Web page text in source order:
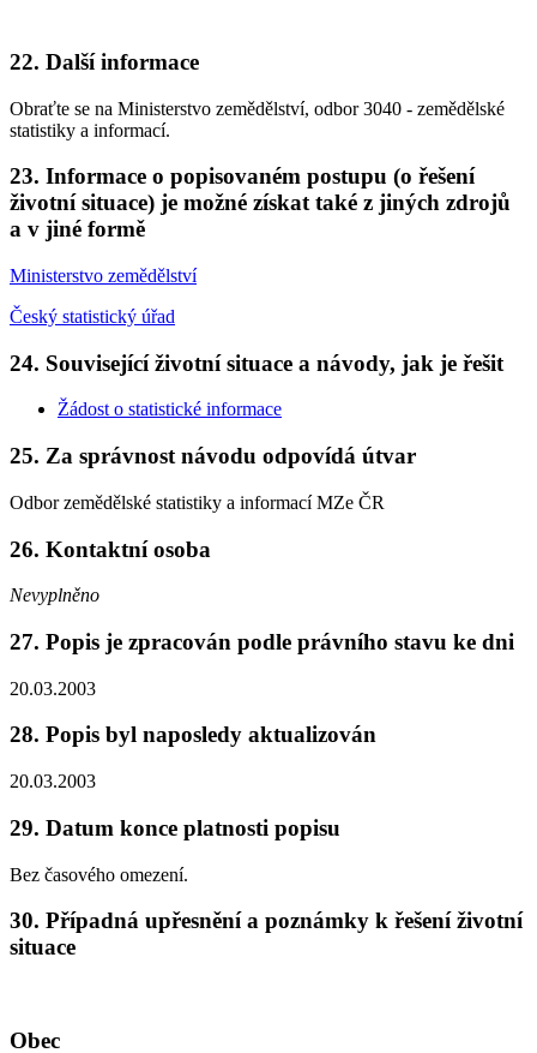
22. Další informace
Obraťte se na Ministerstvo zemědělství, odbor 3040 - zemědělské
statistiky a informací.
23. Informace o popisovaném postupu (o řešení
životní situace) je možné získat také z jiných zdrojů
a v jiné formě
Ministerstvo zemědělství
Český statistický úřad
24. Související životní situace a návody, jak je řešit
Žádost o statistické informace
25. Za správnost návodu odpovídá útvar
Odbor zemědělské statistiky a informací MZe ČR
26. Kontaktní osoba
Nevyplněno
27. Popis je zpracován podle právního stavu ke dni
20.03.2003
28. Popis byl naposledy aktualizován
20.03.2003
29. Datum konce platnosti popisu
Bez časového omezení.
30. Případná upřesnění a poznámky k řešení životní
situace
Obec